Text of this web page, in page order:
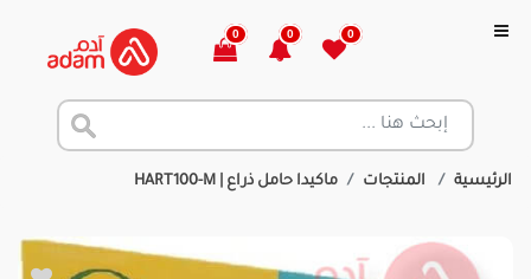
0
0
0
الرئيسية المنتجات ماكيدا حامل ذراع | HART100-M